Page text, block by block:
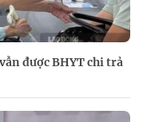
được BHYT chi trả